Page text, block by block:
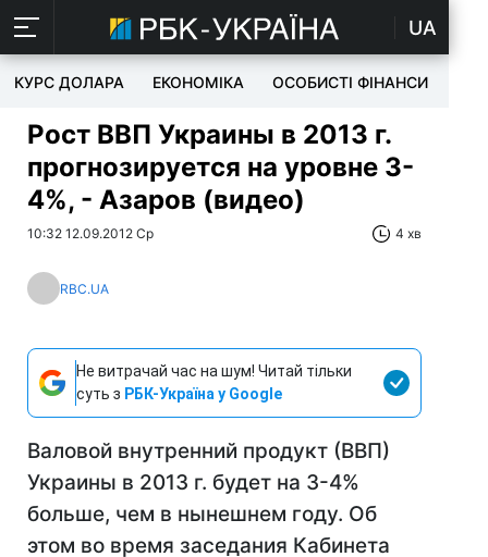
UA
КУРС ДОЛАРА ЕКОНОМІКА ОСОБИСТІ ФІНАНСИ
Рост ВВП Украины в 2013 г.
прогнозируется на уровне 3-
4%, - Азаров (видео)
10:32 12.09.2012 Ср 4 хв
RBC.UA
Не витрачай час на шум! Читай тільки
суть з РБК-Україна у Google
Валовой внутренний продукт (ВВП)
Украины в 2013 г. будет на 3-4%
больше, чем в нынешнем году. Об
этом во время заседания Кабинета